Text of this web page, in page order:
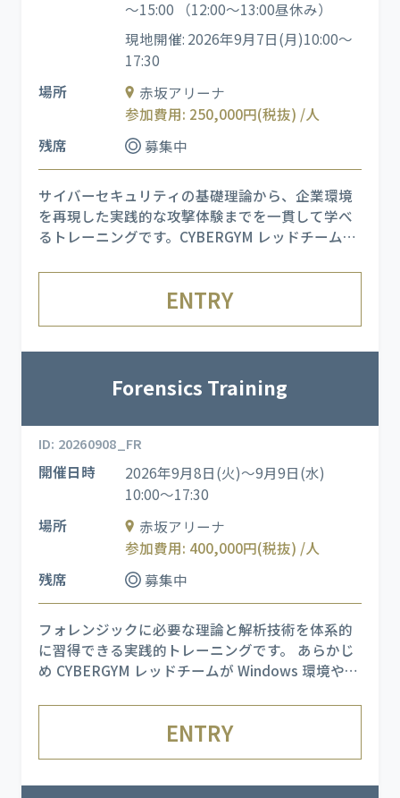
～15:00 （12:00～13:00昼休み）
現地開催: 2026年9月7日(月)10:00～
17:30
場所
赤坂アリーナ
参加費用: 250,000円(税抜) /人
残席
募集中
サイバーセキュリティの基礎理論から、企業環境
を再現した実践的な攻撃体験までを一貫して学べ
るトレーニングです。CYBERGYM レッドチーム
を受けながら、各フェーズで発生する現象と適切
な対応を理解し、複数の検出・監視ツールを用い
ENTRY
Forensics Training
ID: 20260908_FR
開催日時
2026年9月8日(火)～9月9日(水)
10:00～17:30
場所
赤坂アリーナ
参加費用: 400,000円(税抜) /人
残席
募集中
フォレンジックに必要な理論と解析技術を体系的
に習得できる実践的トレーニングです。 あらかじ
め CYBERGYM レッドチームが Windows 環境や
やネットワークデータを用い、実際に発生した痕
跡を詳細に解析します。 また、実社会で被害を引
ENTRY